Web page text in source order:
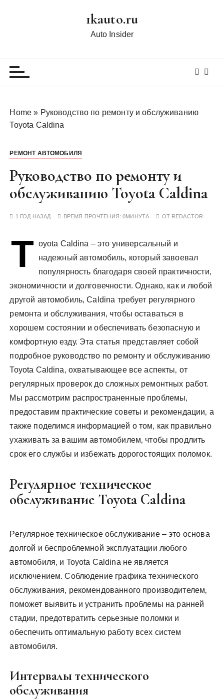
1kauto.ru
Auto Insider
Home » Руководство по ремонту и обслуживанию
Toyota Caldina
РЕМОНТ АВТОМОБИЛЯ
Руководство по ремонту и
обслуживанию Toyota Caldina
1 ГОД НАЗАД ВРЕМЯ ПРОЧТЕНИЯ:0МИНУТА ОТ REDACTOR
T oyota Caldina – это универсальный и
надежный автомобиль‚ который завоевал
популярность благодаря своей практичности‚
экономичности и долговечности. Однако‚ как и любой
другой автомобиль‚ Caldina требует регулярного
ремонта и обслуживания‚ чтобы оставаться в
хорошем состоянии и обеспечивать безопасную и
комфортную езду. Эта статья представляет собой
подробное руководство по ремонту и обслуживанию
Toyota Caldina‚ охватывающее все аспекты‚ от
регулярных проверок до сложных ремонтных работ.
Мы рассмотрим распространенные проблемы‚
предоставим практические советы и рекомендации‚ а
также поделимся информацией о том‚ как правильно
ухаживать за вашим автомобилем‚ чтобы продлить
срок его службы и избежать дорогостоящих поломок.
Регулярное техническое
обслуживание Toyota Caldina
Регулярное техническое обслуживание – это основа
долгой и беспроблемной эксплуатации любого
автомобиля‚ и Toyota Caldina не является
исключением. Соблюдение графика технического
обслуживания‚ рекомендованного производителем‚
поможет выявить и устранить проблемы на ранней
стадии‚ предотвратить серьезные поломки и
обеспечить оптимальную работу всех систем
автомобиля.
Интервалы технического
обслуживания